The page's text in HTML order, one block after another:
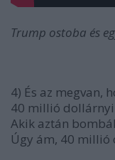
Trump ostoba és
4) És az megvan,
40 millió dollárnyi
Akik aztán
Úgy ám, 40 millió